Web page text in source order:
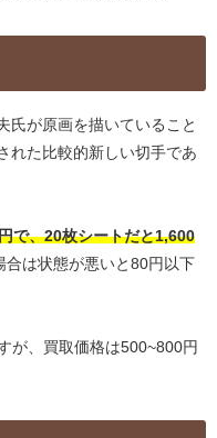
氏が原画を描いていること
れた比較的新しい切手であ
で、20枚シートだと1,600
合は状態が悪いと80円以下
が、買取価格は500~800円